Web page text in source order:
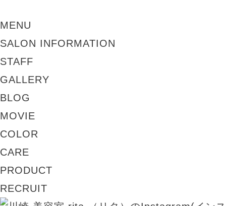
MENU
SALON INFORMATION
STAFF
GALLERY
BLOG
MOVIE
COLOR
CARE
PRODUCT
RECRUIT